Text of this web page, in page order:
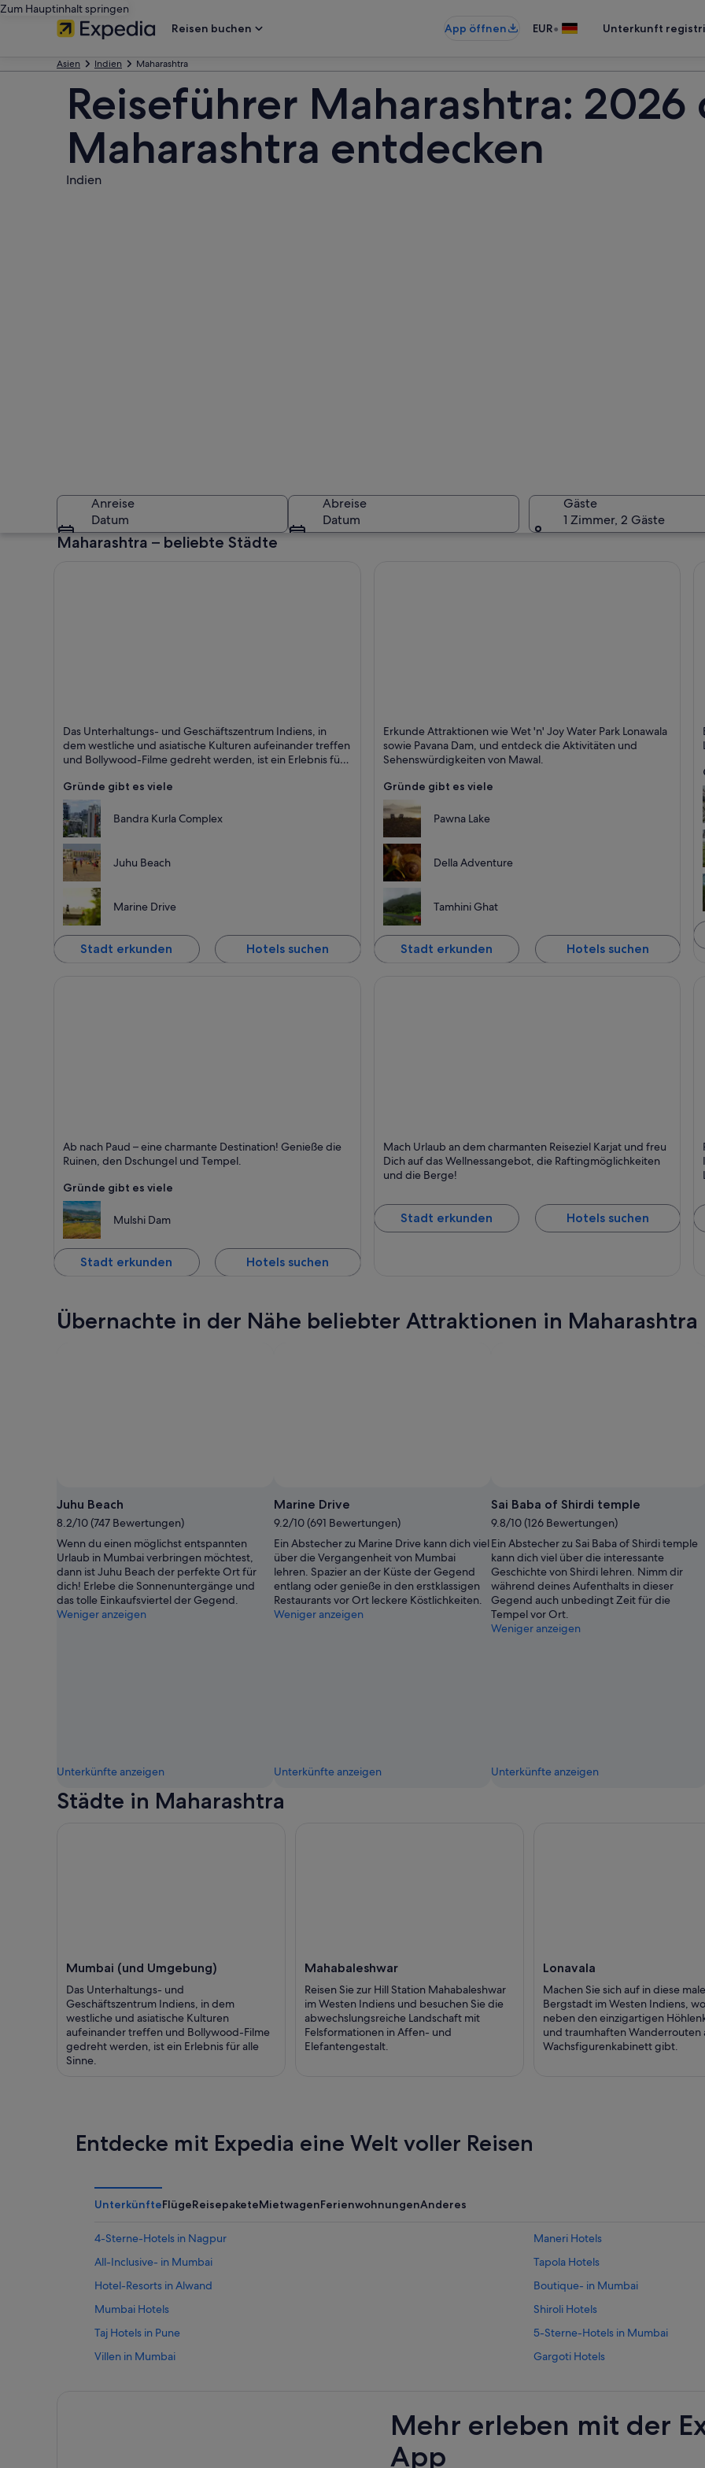
Zum Hauptinhalt springen
Reisen buchen
App öffnen EUR• Unterkunft
Asien Indien Maharashtra
Reiseführer Maharashtra: 2026
Maharashtra entdecken
Indien
Anreise
Datum
Abreise
Datum
Gäste
1 Zimmer, 2 Gäste
Maharashtra – beliebte Städte
Mumbai
Shopping, Für Geschäftsreisende und Cafés
Das Unterhaltungs- und Geschäftszentrum Indiens, in
dem westliche und asiatische Kulturen aufeinander treffen
und Bollywood-Filme gedreht werden, ist ein Erlebnis für
Gründe gibt es viele
Bandra Kurla Complex
Juhu Beach
Marine Drive
Stadt erkunden Hotels suchen
Mawal
Erkunde Attraktionen wie Wet 'n' Joy Water Park Lonawala
sowie Pavana Dam, und entdeck die Aktivitäten und
Sehenswürdigkeiten von Mawal.
Gründe gibt es viele
Pawna Lake
Della Adventure
Tamhini Ghat
Stadt erkunden Hotels suchen
Blumen, Dschungel und Hügel
Ab nach Paud – eine charmante Destination! Genieße die
Ruinen, den Dschungel und Tempel.
Gründe gibt es viele
Mulshi Dam
Stadt erkunden Hotels suchen
Schwimmen, Wellness und Kleinstadt
Mach Urlaub an dem charmanten Reiseziel Karjat und freu
Dich auf das Wellnessangebot, die Raftingmöglichkeiten
und die Berge!
Stadt erkunden Hotels suchen
Übernachte in der Nähe beliebter Attraktionen in Maharashtra
Juhu Beach
8.2/10 (747 Bewertungen)
Wenn du einen möglichst entspannten
Urlaub in Mumbai verbringen möchtest,
dann ist Juhu Beach der perfekte Ort für
dich! Erlebe die Sonnenuntergänge und
das tolle Einkaufsviertel der Gegend.
Weniger anzeigen
Unterkünfte anzeigen
Marine Drive
9.2/10 (691 Bewertungen)
Ein Abstecher zu Marine Drive kann dich viel
über die Vergangenheit von Mumbai
lehren. Spazier an der Küste der Gegend
entlang oder genieße in den erstklassigen
Restaurants vor Ort leckere Köstlichkeiten.
Weniger anzeigen
Unterkünfte anzeigen
Sai Baba of Shirdi temple
9.8/10 (126 Bewertungen)
Ein Abstecher zu Sai Baba of Shirdi temple
kann dich viel über die interessante
Geschichte von Shirdi lehren. Nimm dir
während deines Aufenthalts in dieser
Gegend auch unbedingt Zeit für die
Tempel vor Ort.
Weniger anzeigen
Unterkünfte anzeigen
Städte in Maharashtra
Mumbai (und Umgebung)
Das Unterhaltungs- und
Geschäftszentrum Indiens, in dem
westliche und asiatische Kulturen
aufeinander treffen und Bollywood-Filme
gedreht werden, ist ein Erlebnis für alle
Sinne.
Mahabaleshwar
Reisen Sie zur Hill Station Mahabaleshwar
im Westen Indiens und besuchen Sie die
abwechslungsreiche Landschaft mit
Felsformationen in Affen- und
Elefantengestalt.
Lonavala
Machen Sie sich auf in diese
Bergstadt im Westen Indiens,
neben den einzigartigen
und traumhaften Wanderrouten
Wachsfigurenkabinett gibt.
Entdecke mit Expedia eine Welt voller Reisen
UnterkünfteFlügeReisepaketeMietwagenFerienwohnungenAnderes
4-Sterne-Hotels in Nagpur
Maneri Hotels
All-Inclusive- in Mumbai
Tapola Hotels
Hotel-Resorts in Alwand
Boutique- in Mumbai
Mumbai Hotels
Shiroli Hotels
Taj Hotels in Pune
5-Sterne-Hotels in Mumbai
Villen in Mumbai
Gargoti Hotels
Luxus in Mumbai
Mehr erleben mit der
App